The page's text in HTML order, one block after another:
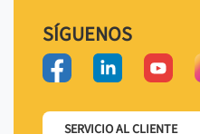
SÍGUENOS
SERVICIO AL CLIENTE